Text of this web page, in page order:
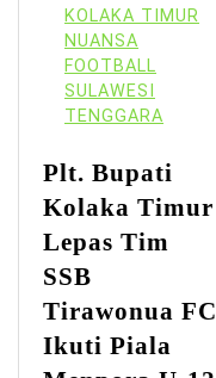
KOLAKA TIMUR
NUANSA
FOOTBALL
SULAWESI
TENGGARA
Plt. Bupati
Kolaka Timur
Lepas Tim
SSB
Tirawonua FC
Ikuti Piala